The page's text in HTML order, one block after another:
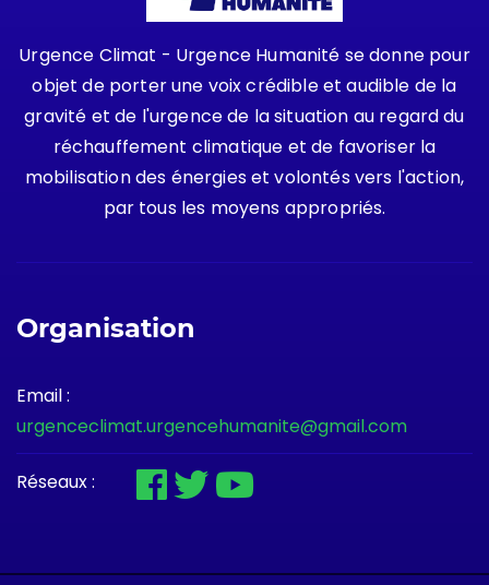
Urgence Climat - Urgence Humanité se donne pour
objet de porter une voix crédible et audible de la
gravité et de l'urgence de la situation au regard du
réchauffement climatique et de favoriser la
mobilisation des énergies et volontés vers l'action,
par tous les moyens appropriés.
Organisation
Email :
urgenceclimat.urgencehumanite@gmail.com
Réseaux :